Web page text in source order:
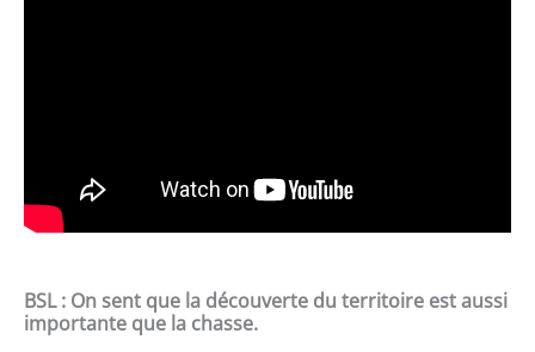
BSL : On sent que la découverte du territoire est aussi
importante que la chasse.